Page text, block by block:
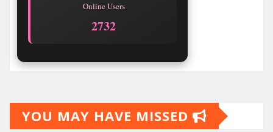
Online Users
2732
YOU MAY HAVE MISSED